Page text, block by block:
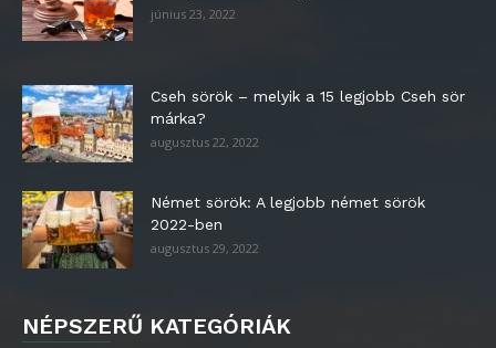
június 23, 2022
Cseh sörök – melyik a 15 legjobb Cseh sör
márka?
augusztus 22, 2022
Német sörök: A legjobb német sörök
2022-ben
augusztus 29, 2022
NÉPSZERŰ KATEGÓRIÁK